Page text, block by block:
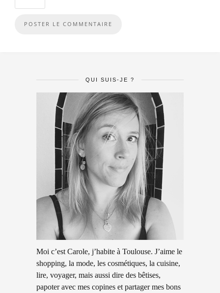
QUI SUIS-JE ?
Moi c’est Carole, j’habite à Toulouse. J’aime le
shopping, la mode, les cosmétiques, la cuisine,
lire, voyager, mais aussi dire des bêtises,
papoter avec mes copines et partager mes bons